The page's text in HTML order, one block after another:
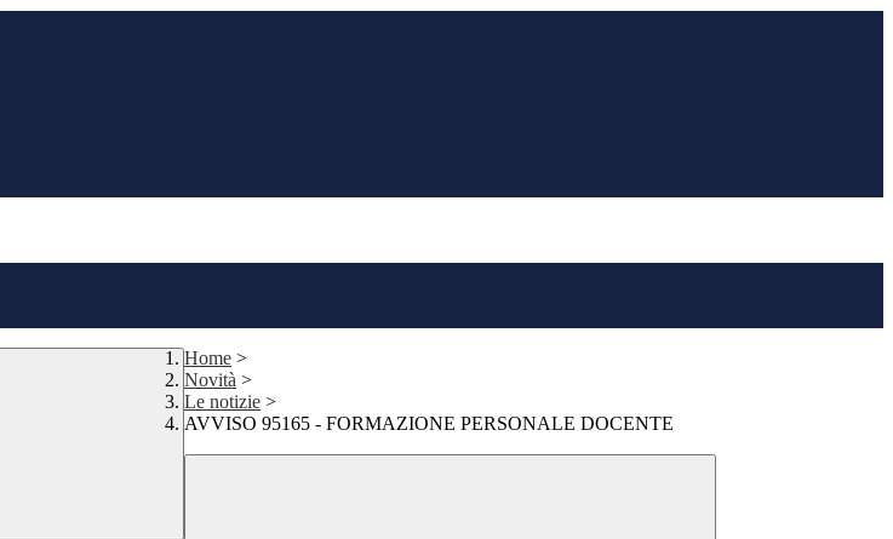
Home >
Novità >
Le notizie >
AVVISO 95165 - FORMAZIONE PERSONALE DOCENTE